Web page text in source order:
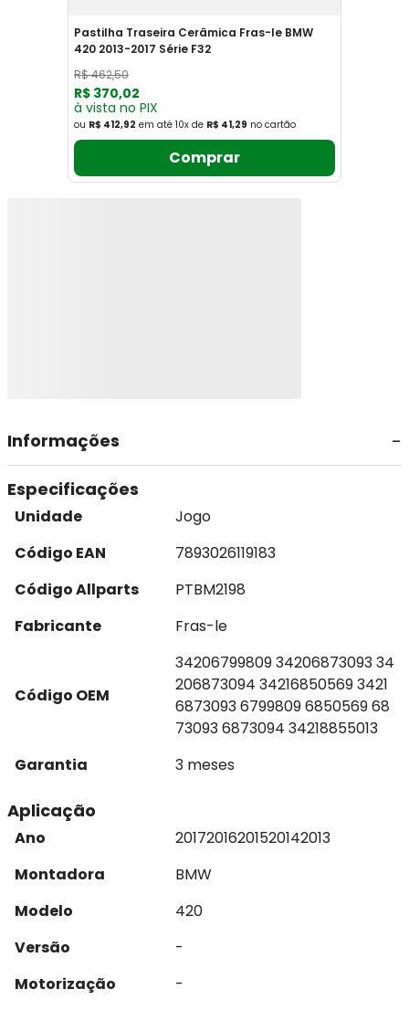
Pastilha Traseira Cerâmica Fras-le BMW
420 2013-2017 Série F32
R$462,50
R$ 370,02
à vista no PIX
ou R$ 412,92 em até 10x de R$ 41,29 no cartão
Comprar
Informações
Especificações
Unidade
Jogo
Código EAN
7893026119183
Código Allparts
PTBM2198
Fabricante
Fras-le
Código OEM
34206799809 34206873093 34
206873094 34216850569 3421
6873093 6799809 6850569 68
73093 6873094 34218855013
Garantia
3 meses
Aplicação
Ano 20172016201520142013
Montadora
BMW
Modelo
420
Versão
-
Motorização
-